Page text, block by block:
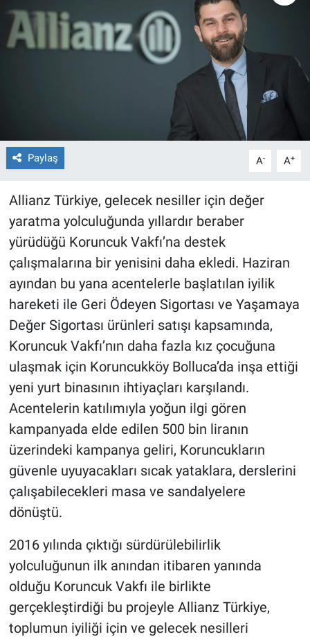
Paylaş A- A+
Allianz Türkiye, gelecek nesiller için değer
yaratma yolculuğunda yıllardır beraber
yürüdüğü Koruncuk Vakfı’na destek
çalışmalarına bir yenisini daha ekledi. Haziran
ayından bu yana acentelerle başlatılan iyilik
hareketi ile Geri Ödeyen Sigortası ve Yaşamaya
Değer Sigortası ürünleri satışı kapsamında,
Koruncuk Vakfı’nın daha fazla kız çocuğuna
ulaşmak için Koruncukköy Bolluca’da inşa ettiği
yeni yurt binasının ihtiyaçları karşılandı.
Acentelerin katılımıyla yoğun ilgi gören
kampanyada elde edilen 500 bin liranın
üzerindeki kampanya geliri, Koruncukların
güvenle uyuyacakları sıcak yataklara, derslerini
çalışabilecekleri masa ve sandalyelere
dönüştü.
2016 yılında çıktığı sürdürülebilirlik
yolculuğunun ilk anından itibaren yanında
olduğu Koruncuk Vakfı ile birlikte
gerçekleştirdiği bu projeyle Allianz Türkiye,
toplumun iyiliği için ve gelecek nesilleri